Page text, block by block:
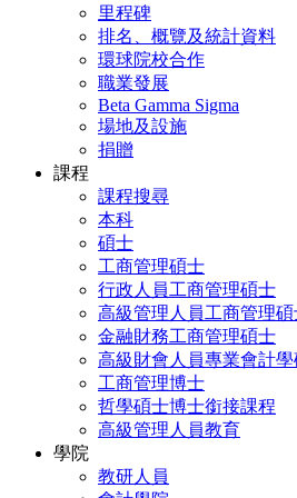
里程碑
排名、概覽及統計資料
環球院校合作
職業發展
Beta Gamma Sigma
場地及設施
捐贈
課程
課程搜尋
本科
碩士
工商管理碩士
行政人員工商管理碩士
高級管理人員工商管理碩
金融財務工商管理碩士
高級財會人員專業會計
工商管理博士
哲學碩士博士銜接課程
高級管理人員教育
學院
教研人員